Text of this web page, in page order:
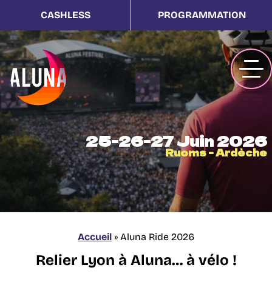
25-26-27 Juin 2026
Ruoms - Ardèche
CASHLESS PROGRAMMATION
Accueil » Aluna Ride 2026
Relier Lyon à Aluna… à vélo !